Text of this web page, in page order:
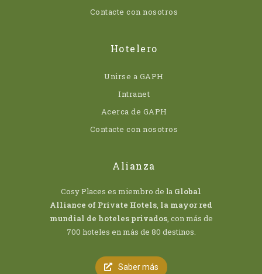
Contacte con nosotros
Hotelero
Unirse a GAPH
Intranet
Acerca de GAPH
Contacte con nosotros
Alianza
Cosy Places es miembro de la Global
Alliance of Private Hotels, la mayor red
mundial de hoteles privados, con más de
700 hoteles en más de 80 destinos.
Saber más